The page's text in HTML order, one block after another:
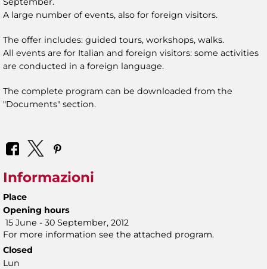
A large number of events, also for foreign visitors.
The offer includes: guided tours, workshops, walks.
All events are for Italian and foreign visitors: some activities
are conducted in a foreign language.
The complete program can be downloaded from the
"Documents" section.
Informazioni
Place
Opening hours
15 June - 30 September, 2012
For more information see the attached program.
Closed
Lun